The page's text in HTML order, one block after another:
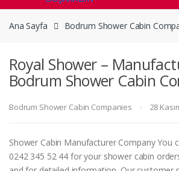
Ana Sayfa Bodrum Shower Cabin
Royal Shower –
Bodrum Shower Cabin
Bodrum Shower Cabin Companies 28
Shower Cabin Manufacturer Company You
0242 345 52 44 for your shower cabin